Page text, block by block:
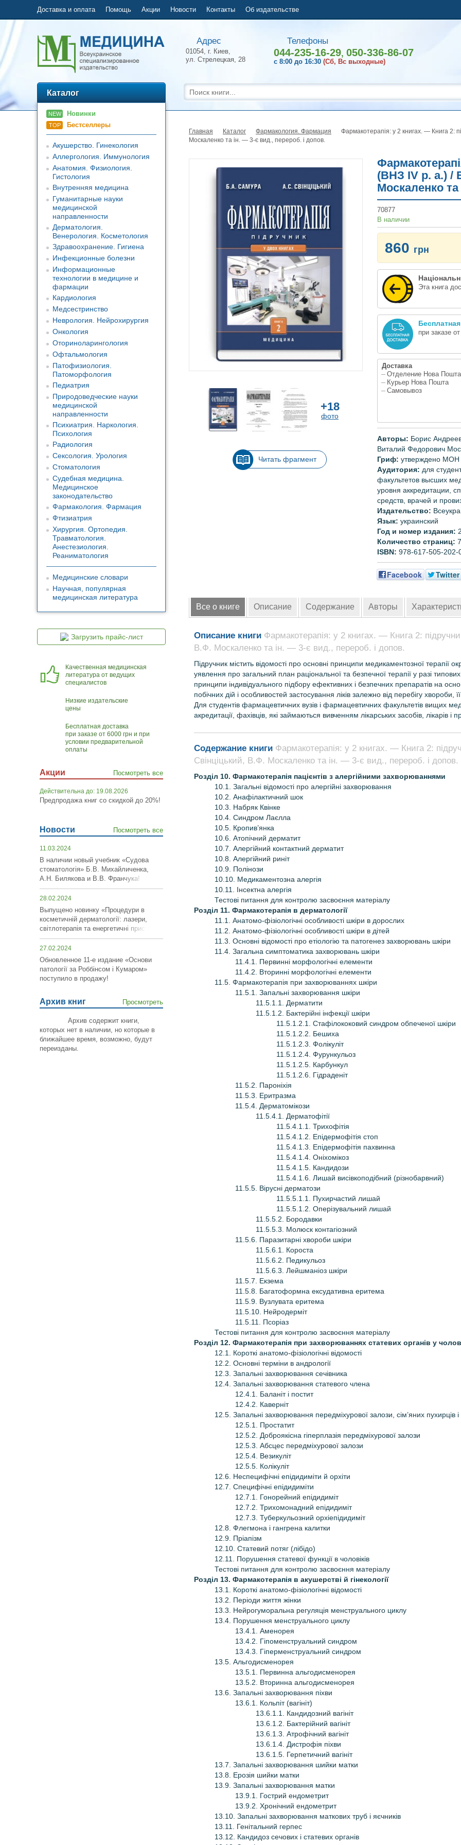
Доставка и оплата Помощь Акции Новости Контакты Об издательстве
Адрес
01054, г. Киев,
ул. Стрелецкая, 28
Телефоны
044-235-16-29,050-336-86-07
с 8:00 до 16:30 (Сб, Вс выходные)
Главная Каталог Фармакология. Фармация
Фармакотерапія: у 2 книгах. — Книга 2:
Москаленко та ін. — 3-є вид., перероб. і допов.
+18
фото
Читать фрагмент
(ВНЗ IV р. а.) /
Москаленко
70877
В наличии
860 грн
Эта книга
при заказе
Доставка
Отделение Нова Пошта
Курьер Нова Пошта
Самовывоз
Авторы: Борис
Виталий Федорович
Гриф: утверждено МОН
Аудитория: для
факультетов высших
уровня аккредитации
средств врачей и
Издательство:
Язык: украинский
Год и номер издания:
Количество страниц:
ISBN: 978-617-505-202-
Facebook Twitter
Все о книге Описание Содержание Авторы
Описание книги Фармакотерапія: у 2 книгах. — Книга 2:
В.Ф. Москаленко та ін. — 3-є вид., перероб. і допов.
Підручник містить відомості про основні принципи медикаментозної терапії
уявлення про загальний план раціональної та безпечної терапії у разі
принципи індивідуального підбору ефективних і безпечних препаратів на
побічних дій і особливостей застосування ліків залежно від перебігу хвороби,
Для студентів фармацевтичних вузів і фармацевтичних факультетів вищих
акредитації, фахівців, які займаються вивченням лікарських засобів, лікарів і
Содержание книги Фармакотерапія: у 2 книгах. — Книга 2:
Свінціцький, В.Ф. Москаленко та ін. — 3-є вид., перероб. і допов.
Розділ 10. Фармакотерапія пацієнтів з алергійними захворюваннями
10.1. Загальні відомості про алергійні захворювання
10.2. Анафілактичний шок
10.3. Набряк Квінке
10.4. Синдром Лаєлла
10.5. Кропив’янка
10.6. Атопічний дерматит
10.7. Алергійний контактний дерматит
10.8. Алергійний риніт
10.9. Полінози
10.10. Медикаментозна алергія
10.11. Інсектна алергія
Тестові питання для контролю засвоєння матеріалу
Розділ 11. Фармакотерапія в дерматології
11.1. Анатомо-фізіологічні особливості шкіри в дорослих
11.2. Анатомо-фізіологічні особливості шкіри в дітей
11.3. Основні відомості про етіологію та патогенез захворювань шкіри
11.4. Загальна симптоматика захворювань шкіри
11.4.1. Первинні морфологічні елементи
11.4.2. Вторинні морфологічні елементи
11.5. Фармакотерапія при захворюваннях шкіри
11.5.1. Запальні захворювання шкіри
11.5.1.1. Дерматити
11.5.1.2. Бактерійні інфекції шкіри
11.5.1.2.1. Стафілококовий синдром обпеченої шкіри
11.5.1.2.2. Бешиха
11.5.1.2.3. Фолікуліт
11.5.1.2.4. Фурункульоз
11.5.1.2.5. Карбункул
11.5.1.2.6. Гідраденіт
11.5.2. Пароніхія
11.5.3. Еритразма
11.5.4. Дерматомікози
11.5.4.1. Дерматофітії
11.5.4.1.1. Трихофітія
11.5.4.1.2. Епідермофітія стоп
11.5.4.1.3. Епідермофітія пахвинна
11.5.4.1.4. Оніхомікоз
11.5.4.1.5. Кандидози
11.5.4.1.6. Лишай висівкоподібний (різнобарвний)
11.5.5. Вірусні дерматози
11.5.5.1.1. Пухирчастий лишай
11.5.5.1.2. Оперізувальний лишай
11.5.5.2. Бородавки
11.5.5.3. Молюск контагіозний
11.5.6. Паразитарні хвороби шкіри
11.5.6.1. Короста
11.5.6.2. Педикульоз
11.5.6.3. Лейшманіоз шкіри
11.5.7. Екзема
11.5.8. Багатоформна ексудативна еритема
11.5.9. Вузлувата еритема
11.5.10. Нейродерміт
11.5.11. Псоріаз
Тестові питання для контролю засвоєння матеріалу
Розділ 12. Фармакотерапія при захворюваннях статевих органів у
12.1. Короткі анатомо-фізіологічні відомості
12.2. Основні терміни в андрології
12.3. Запальні захворювання сечівника
12.4. Запальні захворювання статевого члена
12.4.1. Баланіт і постит
12.4.2. Каверніт
12.5. Запальні захворювання передміхурової залози, сім’яних пухирців і
12.5.1. Простатит
12.5.2. Доброякісна гіперплазія передміхурової залози
12.5.3. Абсцес передміхурової залози
12.5.4. Везикуліт
12.5.5. Колікуліт
12.6. Неспецифічні епідидиміти й орхіти
12.7. Специфічні епідидиміти
12.7.1. Гонорейний епідидиміт
12.7.2. Трихомонадний епідидиміт
12.7.3. Туберкульозний орхіепідидиміт
12.8. Флегмона і гангрена калитки
12.9. Пріапізм
12.10. Статевий потяг (лібідо)
12.11. Порушення статевої функції в чоловіків
Тестові питання для контролю засвоєння матеріалу
Розділ 13. Фармакотерапія в акушерстві й гінекології
13.1. Короткі анатомо-фізіологічні відомості
13.2. Періоди життя жінки
13.3. Нейрогуморальна регуляція менструального циклу
13.4. Порушення менструального циклу
13.4.1. Аменорея
13.4.2. Гіпоменструальний синдром
13.4.3. Гіперменструальний синдром
13.5. Альгодисменорея
13.5.1. Первинна альгодисменорея
13.5.2. Вторинна альгодисменорея
13.6. Запальні захворювання піхви
13.6.1. Кольпіт (вагініт)
13.6.1.1. Кандидозний вагініт
13.6.1.2. Бактерійний вагініт
13.6.1.3. Атрофічний вагініт
13.6.1.4. Дистрофія піхви
13.6.1.5. Герпетичний вагініт
13.7. Запальні захворювання шийки матки
13.8. Ерозія шийки матки
13.9. Запальні захворювання матки
13.9.1. Гострий ендометрит
13.9.2. Хронічний ендометрит
13.10. Запальні захворювання маткових труб і яєчників
13.11. Генітальний герпес
13.12. Кандидоз сечових і статевих органів
Каталог
NEW Новинки
TOP Бестселлеры
Акушерство. Гинекология
Аллергология. Иммунология
Анатомия. Физиология.
Гистология
Внутренняя медицина
Гуманитарные науки
медицинской
направленности
Дерматология.
Венерология. Косметология
Здравоохранение. Гигиена
Инфекционные болезни
Информационные
технологии в медицине и
фармации
Кардиология
Медсестринство
Неврология. Нейрохирургия
Онкология
Оториноларингология
Офтальмология
Патофизиология.
Патоморфология
Педиатрия
Природоведческие науки
медицинской
направленности
Психиатрия. Наркология.
Психология
Радиология
Сексология. Урология
Стоматология
Судебная медицина.
Медицинское
законодательство
Фармакология. Фармация
Фтизиатрия
Хирургия. Ортопедия.
Травматология.
Анестезиология.
Реаниматология
Медицинские словари
Научная, популярная
медицинская литература
Загрузить прайс-лист
Качественная медицинская
литература от ведущих
специалистов
Низкие издательские
цены
Бесплатная доставка
при заказе от 6000 грн и при
условии предварительной
оплаты
Акции Посмотреть все
Действительна до: 19.08.2026
Предпродажа книг со скидкой до 20%!
Новости Посмотреть все
11.03.2024
В наличии новый учебник «Судова
стоматологія» Б.В. Михайличенка,
А.Н. Билякова и В.В. Франчука!
28.02.2024
Выпущено новинку «Процедури в
косметичній дерматології: лазери,
світлотерапія та енергетичні пристрої»!
27.02.2024
Обновленное 11-е издание «Основи
патології за Роббінсом і Кумаром»
поступило в продажу!
Архив книг Просмотреть
Архив содержит книги,
которых нет в наличии, но которые в
ближайшее время, возможно, будут
переизданы.